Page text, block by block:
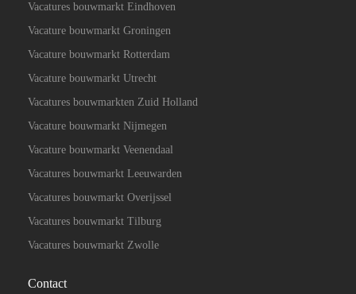
Vacatures bouwmarkt Eindhoven
Vacature bouwmarkt Groningen
Vacature bouwmarkt Rotterdam
Vacature bouwmarkt Utrecht
Vacatures bouwmarkten Zuid Holland
Vacature bouwmarkt Nijmegen
Vacature bouwmarkt Veenendaal
Vacatures bouwmarkt Leeuwarden
Vacatures bouwmarkt Overijssel
Vacatures bouwmarkt Tilburg
Vacatures bouwmarkt Zwolle
Contact